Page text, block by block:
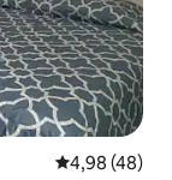
4,98 de uma
4,98 (48)